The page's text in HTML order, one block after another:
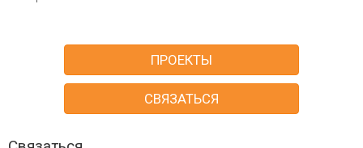
ПРОЕКТЫ
СВЯЗАТЬСЯ